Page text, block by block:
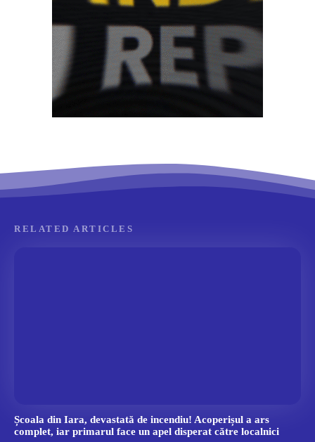
RELATED ARTICLES
Școala din Iara, devastată de incendiu! Acoperișul a ars
complet, iar primarul face un apel disperat către localnici